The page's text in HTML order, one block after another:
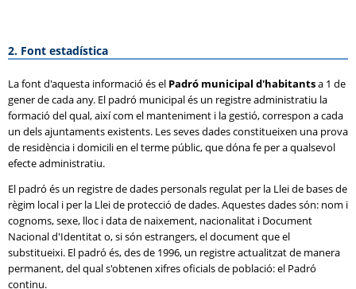
2. Font estadística
La font d'aquesta informació és el Padró municipal d'habitantsa 1 de
gener de cada any. El padró municipal és un registre administratiu la
formació del qual, així com el manteniment i la gestió, correspon a cada
un dels ajuntaments existents. Les seves dades constitueixen una prova
de residència i domicili en el terme públic, que dóna fe per a qualsevol
efecte administratiu.
El padró és un registre de dades personals regulat per la Llei de bases de
règim local i per la Llei de protecció de dades. Aquestes dades són: nom i
cognoms, sexe, lloc i data de naixement, nacionalitat i Document
Nacional d'Identitat o, si són estrangers, el document que el
substitueixi. El padró és, des de 1996, un registre actualitzat de manera
permanent, del qual s'obtenen xifres oficials de població: el Padró
continu.